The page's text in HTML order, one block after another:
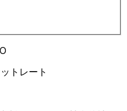
トレート